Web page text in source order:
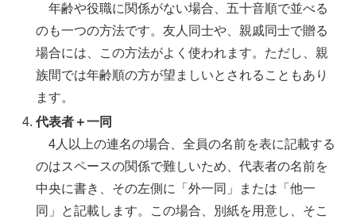
年齢や役職に関係がない場合、五十音順で並べる
のも一つの方法です。友人同士や、親戚同士で贈る
場合には、この方法がよく使われます。ただし、親
族間では年齢順の方が望ましいとされることもあり
ます。
代表者＋一同
4人以上の連名の場合、全員の名前を表に記載する
のはスペースの関係で難しいため、代表者の名前を
中央に書き、その左側に「外一同」または「他一
同」と記載します。この場合、別紙を用意し、そこ